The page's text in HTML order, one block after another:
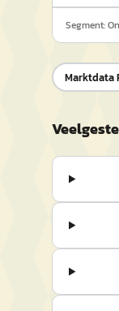
Segment:
Marktdata